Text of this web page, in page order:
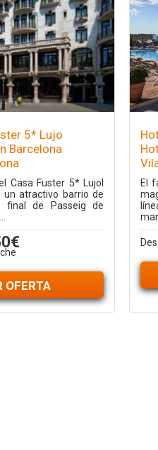
5* Lujo
Barcelona
Casa Fuster 5* Lujol
un atractivo barrio de
final de Passeig de
OFERTA
El